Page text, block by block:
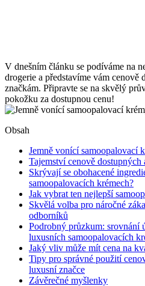
V dnešním článku se podíváme na
drogerie a představíme vám
značkám. Připravte se na skvělý
pokožku za dostupnou cenu!
Obsah
Jemně vonící samoopalovací
Tajemství cenově
Skrývají se obohacené
samoopalovacích krémech?
Jak vybrat ten nejlepší
Skvělá volba pro náročné
odborníků
Podrobný průzkum: srovnání
luxusních samoopalovacích
Jaký vliv může mít cena na
Tipy pro správné použití
luxusní značce
Závěrečné myšlenky